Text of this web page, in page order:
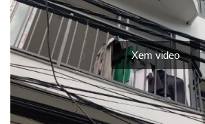
Xem video